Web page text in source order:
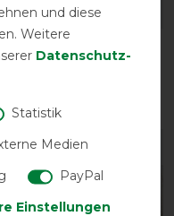
ARTIKEL MERKEN
dich auch
-15%
und diese
Weitere
Daten­schutz­
Statistik
Medien
PayPal
Einstellungen